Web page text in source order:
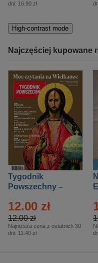
dni: 16.90 zł
High-contrast mode
Najczęściej kupowane
Tygodnik
Powszechny –
12.00 zł
12.00 zł
Najniższa cena z ostatnich 30
dni: 11.40 zł